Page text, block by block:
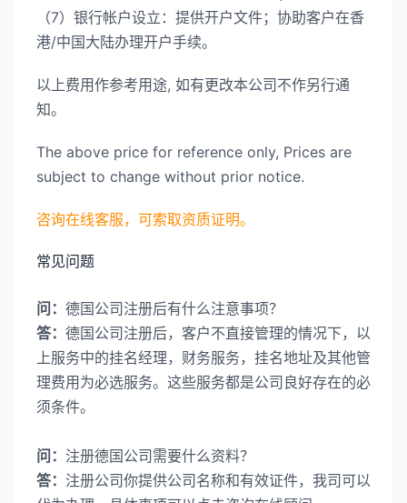
（7）银行帐户设立：提供开户文件；协助客户在香
港/中国大陆办理开户手续。
以上费用作参考用途, 如有更改本公司不作另行通
知。
The above price for reference only, Prices are
subject to change without prior notice.
咨询在线客服，可索取资质证明。
常见问题
问： 德国公司注册后有什么注意事项？
答： 德国公司注册后，客户不直接管理的情况下，以
上服务中的挂名经理，财务服务，挂名地址及其他管
理费用为必选服务。这些服务都是公司良好存在的必
须条件。
问： 注册德国公司需要什么资料？
答： 注册公司你提供公司名称和有效证件，我司可以